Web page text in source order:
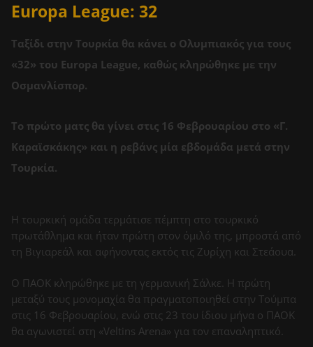
Europa League: 32
Ταξίδι στην Τουρκία θα κάνει ο Ολυμπιακός για τους
«32» του Europa League, καθώς κληρώθηκε με την
Οσμανλίσπορ.
Το πρώτο ματς θα γίνει στις 16 Φεβρουαρίου στο «Γ.
Καραϊσκάκης» και η ρεβάνς μία εβδομάδα μετά στην
Τουρκία.
Η τουρκική ομάδα τερμάτισε πέμπτη στο τουρκικό
πρωτάθλημα και ήταν πρώτη στον όμιλό της, μπροστά από
τη Βιγιαρεάλ και αφήνοντας εκτός τις Ζυρίχη και Στεάουα.
Ο ΠΑΟΚ κληρώθηκε με τη γερμανική Σάλκε. Η πρώτη
μεταξύ τους μονομαχία θα πραγματοποιηθεί στην Τούμπα
στις 16 Φεβρουαρίου, ενώ στις 23 του ίδιου μήνα ο ΠΑΟΚ
θα αγωνιστεί στη «Veltins Arena» για τον επαναληπτικό.